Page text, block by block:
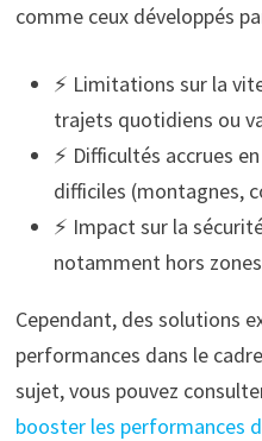
comme ceux développés
⚡ Limitations sur la
trajets quotidiens ou
⚡ Difficultés accrues
difficiles (montagnes,
⚡ Impact sur la
notamment hors
Cependant, des solutions
performances dans le
sujet, vous pouvez
booster les performances